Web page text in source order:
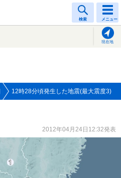
検索 メニュー
現在地
12時28分頃発生した地震(最大震度3)
2012年04月24日12:32発表